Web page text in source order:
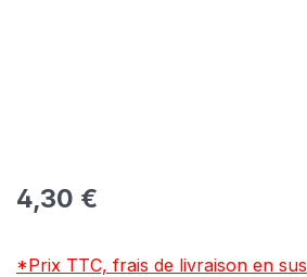
Prix régulier :
4,30 €
*Prix TTC, frais de livraison en sus